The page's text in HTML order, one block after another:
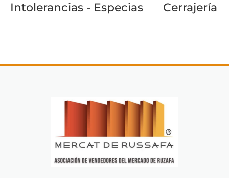
Intolerancias - Especias
Cerrajería